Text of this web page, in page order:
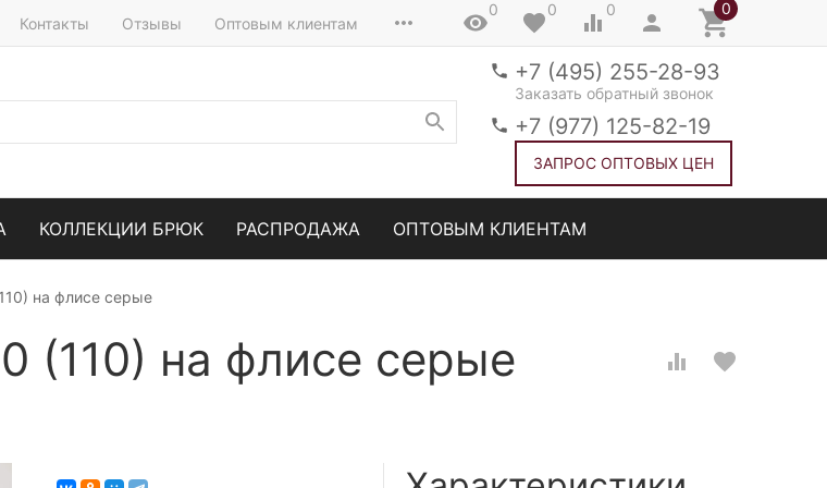
Контакты Отзывы Оптовым клиентам
0 0 0 0
+7 (495) 255-28-93
Заказать обратный звонок
+7 (977) 125-82-19
ЗАПРОС ОПТОВЫХ ЦЕН
КОЛЛЕКЦИИ БРЮК РАСПРОДАЖА ОПТОВЫМ КЛИЕНТАМ
на флисе серые
(110) на флисе серые